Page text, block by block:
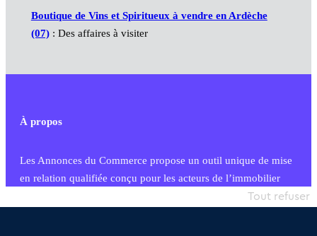
Boutique de Vins et Spiritueux à vendre en Ardèche
(07): Des affaires à visiter
À propos
Les Annonces du Commerce propose un outil unique de mise
en relation qualifiée conçu pour les acteurs de l’immobilier
commercial et les collectivités territoriales, simple et intégrant
Tout refuser